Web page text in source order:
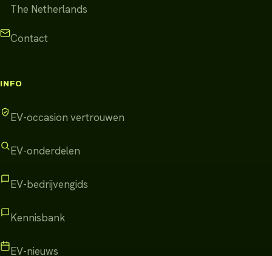
The Netherlands
Contact
INFO
EV-occasion vertrouwen
EV-onderdelen
EV-bedrijvengids
Kennisbank
EV-nieuws